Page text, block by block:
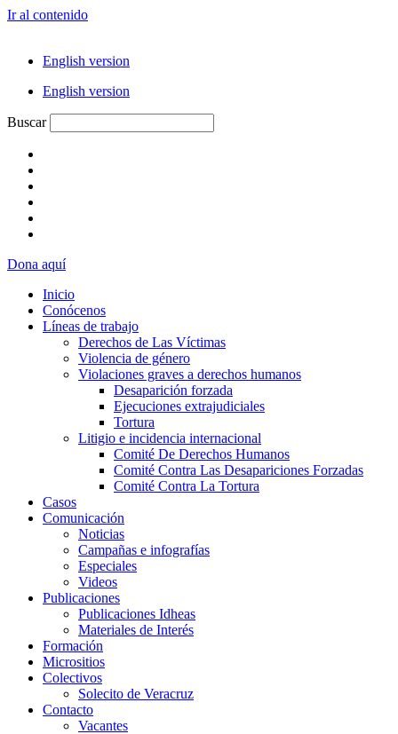
Ir al contenido
English version
English version
Buscar
Dona aquí
Inicio
Conócenos
Líneas de trabajo
Derechos de Las Víctimas
Violencia de género
Violaciones graves a derechos humanos
Desaparición forzada​
Ejecuciones extrajudiciales
Tortura
Litigio e incidencia internacional
Comité De Derechos Humanos​
Comité Contra Las Desapariciones Forzadas
Comité Contra La Tortura​
Casos
Comunicación
Noticias
Campañas e infografías
Especiales
Videos
Publicaciones
Publicaciones Idheas
Materiales de Interés
Formación
Micrositios
Colectivos
Solecito de Veracruz
Contacto
Vacantes